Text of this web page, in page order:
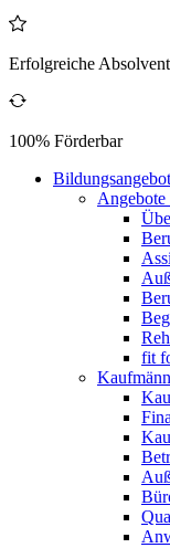
Erfolgreiche
100% Förderbar
Angebote
fit